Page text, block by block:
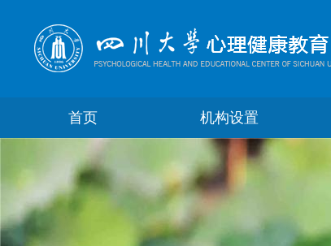
首页 机构设置